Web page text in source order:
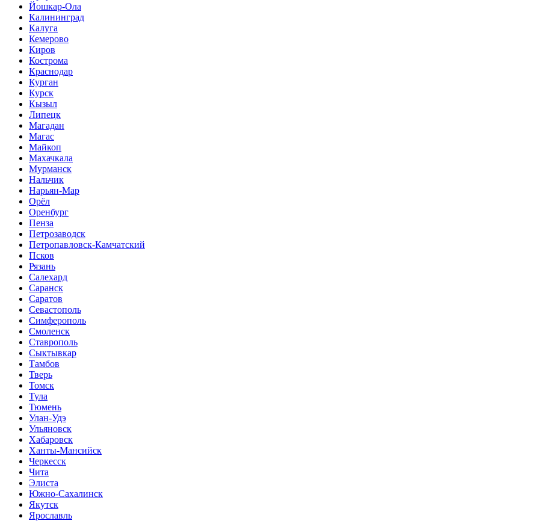
Йошкар-Ола
Калининград
Калуга
Кемерово
Киров
Кострома
Краснодар
Курган
Курск
Кызыл
Липецк
Магадан
Магас
Майкоп
Махачкала
Мурманск
Нальчик
Нарьян-Мар
Орёл
Оренбург
Пенза
Петрозаводск
Петропавловск-Камчатский
Псков
Рязань
Салехард
Саранск
Саратов
Севастополь
Симферополь
Смоленск
Ставрополь
Сыктывкар
Тамбов
Тверь
Томск
Тула
Тюмень
Улан-Удэ
Ульяновск
Хабаровск
Ханты-Мансийск
Черкесск
Чита
Элиста
Южно-Сахалинск
Якутск
Ярославль